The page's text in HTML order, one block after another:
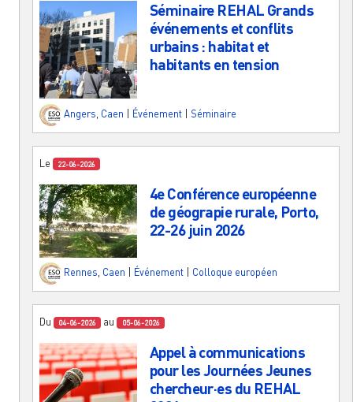
Séminaire REHAL Grands
événements et conflits
urbains : habitat et
habitants en tension
Angers Caen Événement Séminaire
Le 22-06-2026
4e Conférence européenne
de géograpie rurale, Porto,
22-26 juin 2026
Rennes, Caen Événement Colloque européen
Du 04-06-2026 au 05-06-2026
Appel à communications
pour les Journées Jeunes
chercheur·es du REHAL